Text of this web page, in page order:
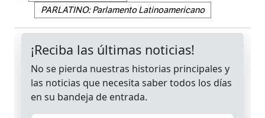
PARLATINO: Parlamento Latinoamericano